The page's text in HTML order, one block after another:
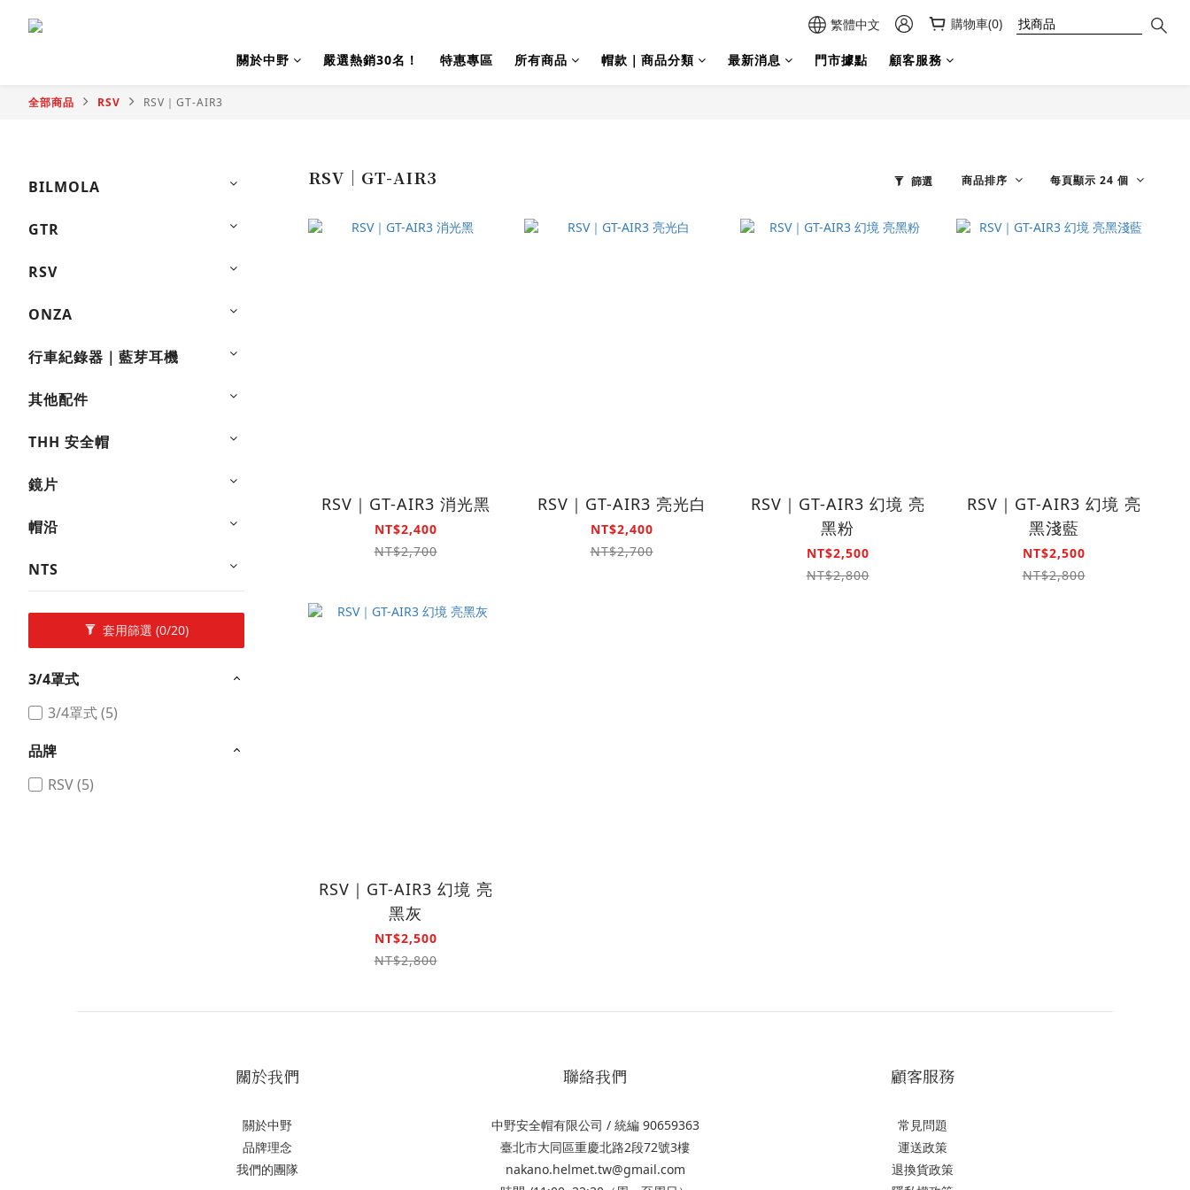
繁體中文 購物車(0)
關於中野 嚴選熱銷30名！ 特惠專區 所有商品 帽款｜商品分類 最新消息 門市據點 顧客服務
全部商品 RSV RSV｜GT-AIR3
BILMOLA
GTR
RSV
ONZA
行車紀錄器｜藍芽耳機
其他配件
THH 安全帽
鏡片
帽沿
NTS
套用篩選 (0/20)
3/4罩式
3/4罩式 (5)
品牌
RSV (5)
RSV｜GT-AIR3 篩選 商品排序 每頁顯示 24 個
RSV｜GT-AIR3 消光黑
NT$2,400
NT$2,700
RSV｜GT-AIR3 亮光白
NT$2,400
NT$2,700
RSV｜GT-AIR3 幻境 亮
黑粉
NT$2,500
NT$2,800
RSV｜GT-AIR3 幻境 亮
黑淺藍
NT$2,500
NT$2,800
RSV｜GT-AIR3 幻境 亮
黑灰
NT$2,500
NT$2,800
關於我們
關於中野
品牌理念
我們的團隊
聯絡我們
中野安全帽有限公司 / 統編 90659363
臺北市大同區重慶北路2段72號3樓
nakano.helmet.tw@gmail.com
顧客服務
常見問題
運送政策
退換貨政策